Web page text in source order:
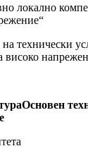
локално
технически
високо
Основен